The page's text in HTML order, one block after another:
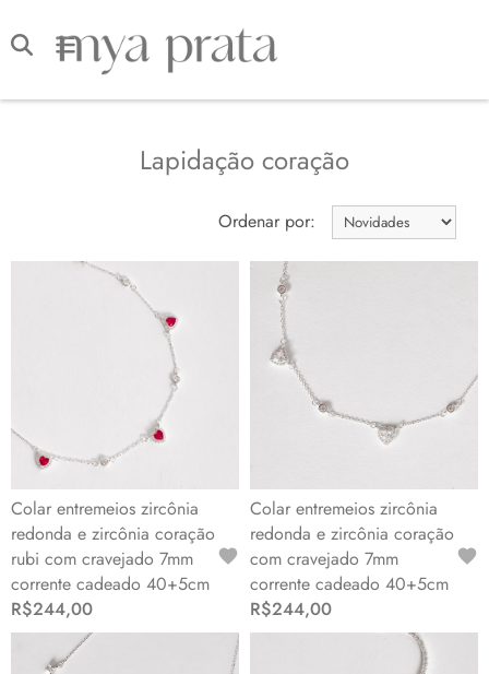
Lapidação coração
Ordenar por:
Colar entremeios zircônia
redonda e zircônia coração
rubi com cravejado 7mm
corrente cadeado 40+5cm
R$244,00
Colar entremeios zircônia
redonda e zircônia coração
com cravejado 7mm
corrente cadeado 40+5cm
R$244,00